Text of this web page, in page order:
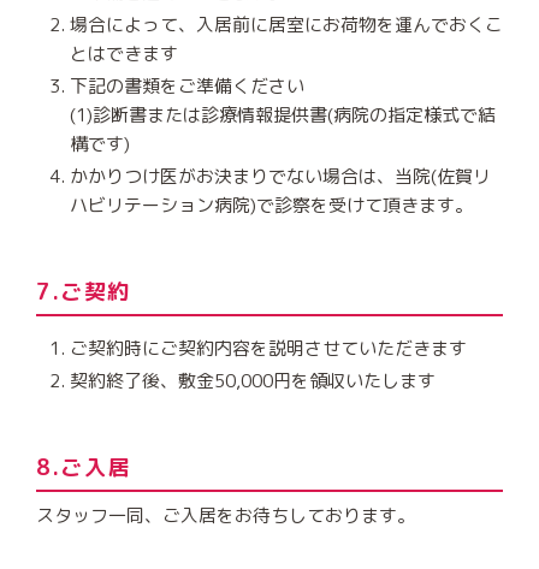
場合によって、入居前に居室にお荷物を運んでおくこ
とはできます
下記の書類をご準備ください
(1)診断書または診療情報提供書(病院の指定様式で結
構です)
かかりつけ医がお決まりでない場合は、当院(佐賀リ
ハビリテーション病院)で診察を受けて頂きます。
7.ご契約
ご契約時にご契約内容を説明させていただきます
契約終了後、敷金50,000円を領収いたします
8.ご入居
スタッフ一同、ご入居をお待ちしております。